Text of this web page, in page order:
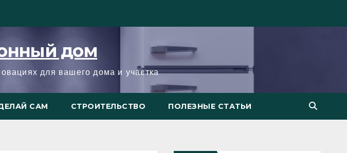
дом
для вашего дома и участка
САМ СТРОИТЕЛЬСТВО ПОЛЕЗНЫЕ СТАТЬИ